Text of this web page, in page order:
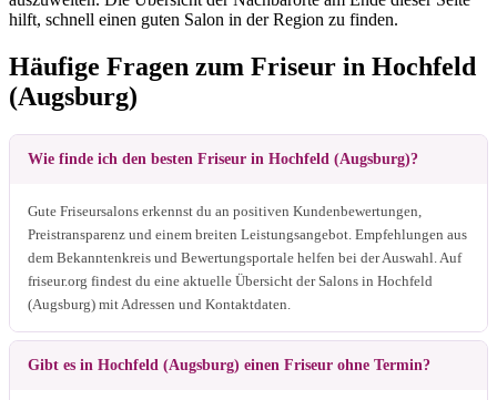
hilft, schnell einen guten Salon in der Region zu finden.
Häufige Fragen zum Friseur in Hochfeld
(Augsburg)
Wie finde ich den besten Friseur in Hochfeld (Augsburg)?
Gute Friseursalons erkennst du an positiven Kundenbewertungen,
Preistransparenz und einem breiten Leistungsangebot. Empfehlungen aus
dem Bekanntenkreis und Bewertungsportale helfen bei der Auswahl. Auf
friseur.org findest du eine aktuelle Übersicht der Salons in Hochfeld
(Augsburg) mit Adressen und Kontaktdaten.
Gibt es in Hochfeld (Augsburg) einen Friseur ohne Termin?